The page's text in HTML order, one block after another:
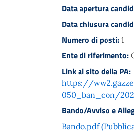
Data apertura
Data chiusura
Numero di posti: 1
Ente di riferimento:
Link al sito della PA:
https://
050_ban_con/
Bando/Avviso e
Bando.pdf